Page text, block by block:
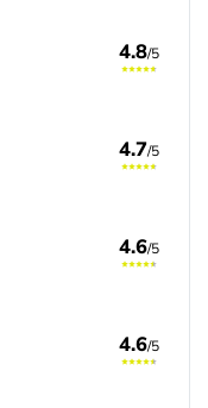
4.8/5
4.7/5
4.6/5
4.6/5